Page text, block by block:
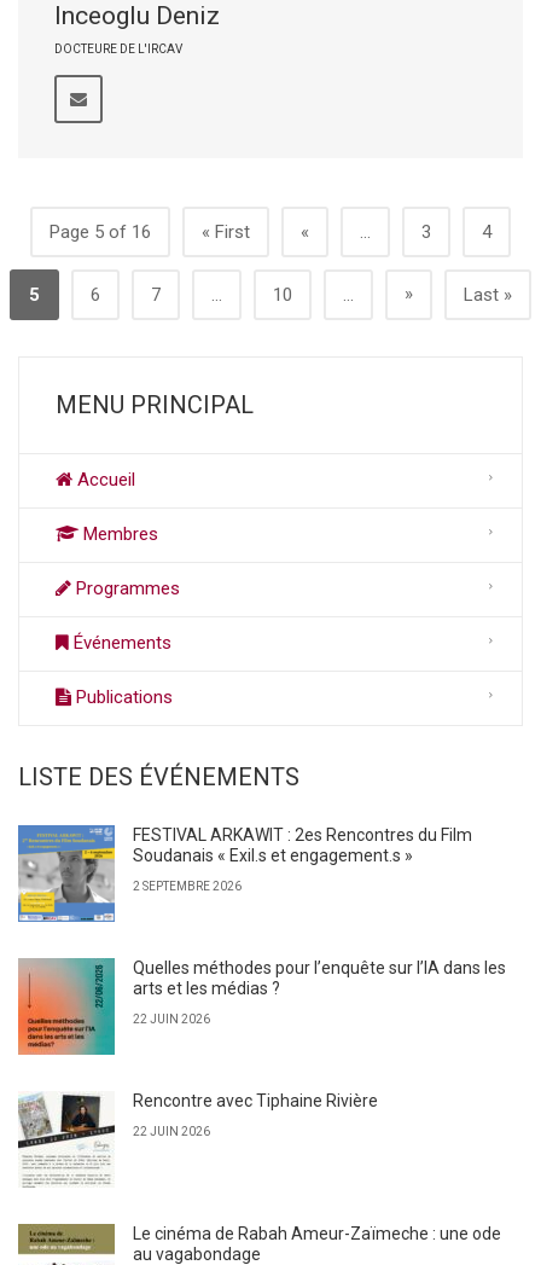
Inceoglu Deniz
DOCTEURE DE L'IRCAV
Page 5 of 16 « First « ... 3 4
5 6 7 ... 10 ... » Last »
MENU PRINCIPAL
Accueil
Membres
Programmes
Événements
Publications
LISTE DES ÉVÉNEMENTS
FESTIVAL ARKAWIT : 2es Rencontres du Film
Soudanais « Exil.s et engagement.s »
2 SEPTEMBRE 2026
Quelles méthodes pour l’enquête sur l’IA dans les
arts et les médias ?
22 JUIN 2026
Rencontre avec Tiphaine Rivière
22 JUIN 2026
Le cinéma de Rabah Ameur-Zaïmeche : une ode
au vagabondage